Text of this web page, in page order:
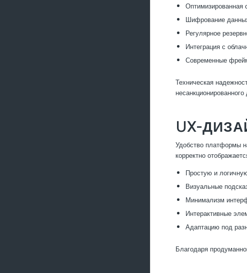
Оптимизированная
Шифрование
Регулярное
Интеграция с
Современные
Техническая
несанкционированного
UX-
Удобство платформы
корректно
Простую и
Визуальные
Минимализм
Интерактивные
Адаптацию под
Благодаря